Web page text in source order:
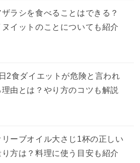
ザラシを食べることはできる？
ヌイットのことについても紹介
2食ダイエットが危険と言われ
理由とは？やり方のコツも解説
リーブオイル大さじ1杯の正しい
り方は？料理に使う目安も紹介